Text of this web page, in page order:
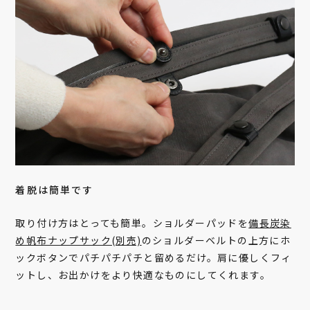
着脱は簡単です
取り付け方はとっても簡単。ショルダーパッドを備長炭染
め帆布ナップサック(別売) のショルダーベルトの上方にホ
ックボタンでパチパチパチと留めるだけ。肩に優しくフィ
ットし、お出かけをより快適なものにしてくれます。